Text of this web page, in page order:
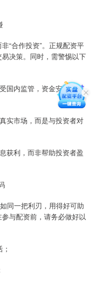
“合作投资”。正规配资平
决策。同时，需警惕以下
国内监管，资金安全无保
实市场，而是与投资者对
获利，而非帮助投资者盈
同一把利刃，用得好可助
与配资前，请务必做好以